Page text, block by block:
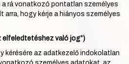
a rá vonatkozó pontatlan személyes
hogy kérje a hiányos személyes
elfeledtetéshez való jog”)
kérésére az adatkezelő indokolatlan